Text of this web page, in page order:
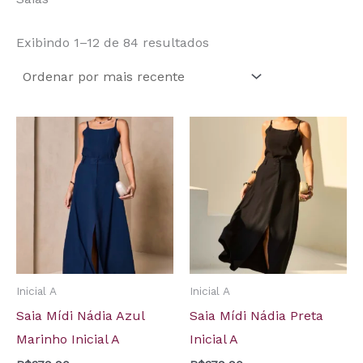
Exibindo 1–12 de 84 resultados
Inicial A
Saia Mídi Nádia Azul
Marinho Inicial A
Inicial A
Saia Mídi Nádia Preta
Inicial A